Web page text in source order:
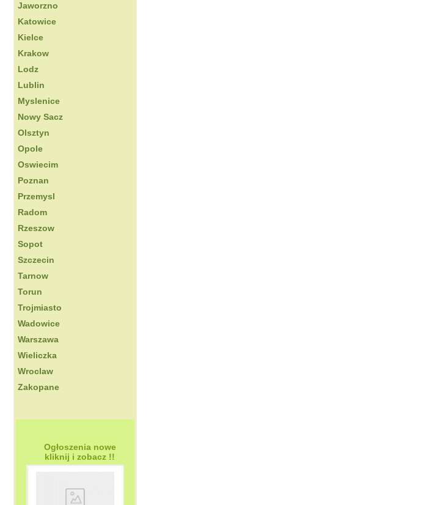
Jaworzno
Katowice
Kielce
Krakow
Lodz
Lublin
Myslenice
Nowy Sacz
Olsztyn
Opole
Oswiecim
Poznan
Przemysl
Radom
Rzeszow
Sopot
Szczecin
Tarnow
Torun
Trojmiasto
Wadowice
Warszawa
Wieliczka
Wroclaw
Zakopane
Ogłoszenia nowe
kliknij i zobacz !!